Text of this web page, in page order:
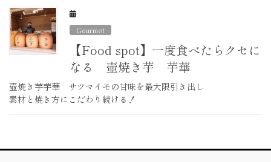
Gourmet
【Food spot】一度食べたらクセに
なる 壺焼き芋 芋華
壺焼き芋芋華 サツマイモの甘味を最大限引き出し
素材と焼き方にこだわり続ける！